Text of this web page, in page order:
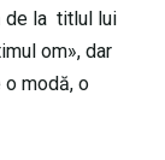
de la titlul lui
om», dar
o modă, o